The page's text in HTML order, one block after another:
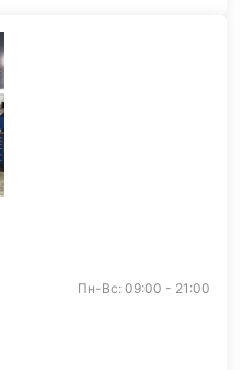
Пн-Вс: 09:00 - 21:00